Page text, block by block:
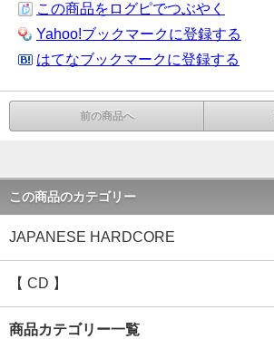
この商品をログピでつぶやく
Yahoo!ブックマークに登録する
はてなブックマークに登録する
前の商品へ
この商品のカテゴリー
JAPANESE HARDCORE
【 CD 】
商品カテゴリー一覧